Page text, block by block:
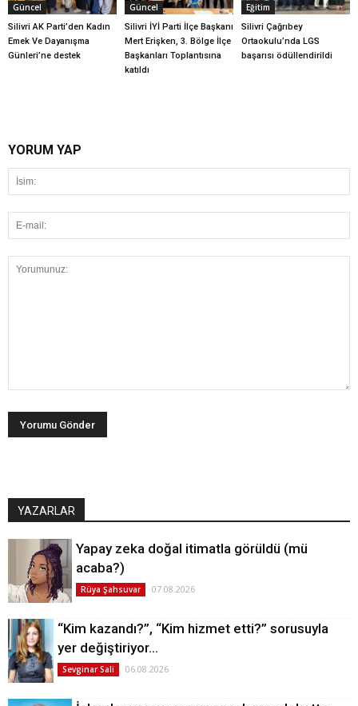
Güncel
Silivri AK Parti’den Kadın
Emek Ve Dayanışma
Günleri’ne destek
Güncel
Silivri İYİ Parti İlçe Başkanı
Mert Erişken, 3. Bölge İlçe
Başkanları Toplantısına
katıldı
Eğitim
Silivri Çağrıbey
Ortaokulu’nda LGS
başarısı ödüllendirildi
YORUM YAP
YAZARLAR
Yapay zeka doğal itimatla görüldü (mü
acaba?)
Rüya Şahsuvar 07.08.2026
“Kim kazandı?”, “Kim hizmet etti?” sorusuyla
yer değiştiriyor…
Sevginar Sali 06.08.2026